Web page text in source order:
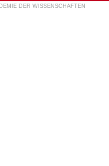
DER WISSENSCHAFTEN